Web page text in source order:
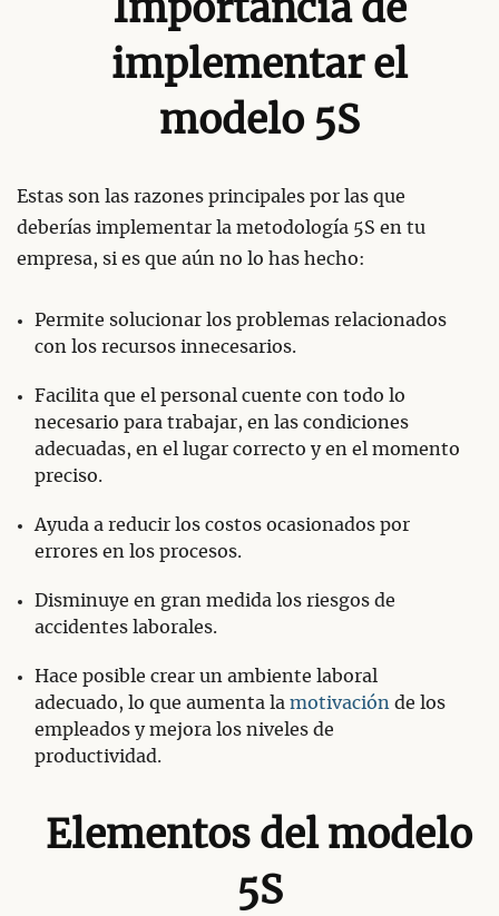
Importancia de
implementar el
modelo 5S
Estas son las razones principales por las que
deberías implementar la metodología 5S en tu
empresa, si es que aún no lo has hecho:
Permite solucionar los problemas relacionados
con los recursos innecesarios.
Facilita que el personal cuente con todo lo
necesario para trabajar, en las condiciones
adecuadas, en el lugar correcto y en el momento
preciso.
Ayuda a reducir los costos ocasionados por
errores en los procesos.
Disminuye en gran medida los riesgos de
accidentes laborales.
Hace posible crear un ambiente laboral
adecuado, lo que aumenta la motivación de los
empleados y mejora los niveles de
productividad.
Elementos del modelo
5S